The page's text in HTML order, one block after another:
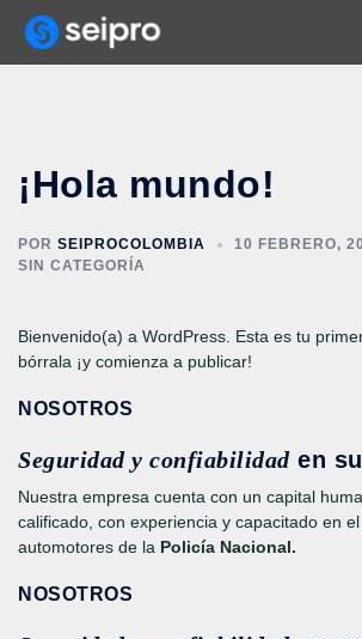
¡Hola mundo!
POR SEIPROCOLOMBIA
10 FEBRERO,
SIN CATEGORÍA
Bienvenido(a) a WordPress. Esta es tu
bórrala ¡y comienza a publicar!
NOSOTROS
Seguridad y confiabilidaden
Nuestra empresa cuenta con un capital
calificado, con experiencia y capacitado en
automotores de la Policía Nacional.
NOSOTROS